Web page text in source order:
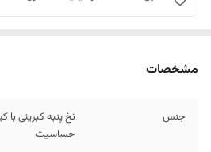
مشخصات
جنس
نخ پنبه کبریتی
حساسیت